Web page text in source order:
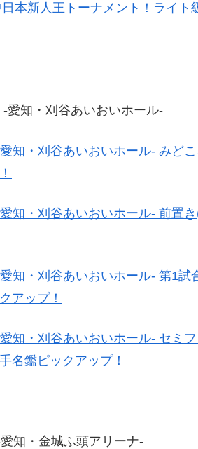
日本新人王トーナメント！ライ
愛知・刈谷あいおいホール-
知・刈谷あいおいホール- みど
知・刈谷あいおいホール- 前置
知・刈谷あいおいホール- 第1
アップ！
知・刈谷あいおいホール- セミ
名鑑ピックアップ！
知・金城ふ頭アリーナ-